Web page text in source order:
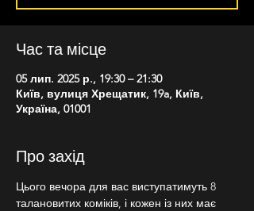
Час та місце
05 лип. 2025 р., 19:30 – 21:30
Київ, вулиця Хрещатик, 19a, Київ,
Україна, 01001
Про захід
Цього вечора для вас виступатимуть 8
талановитих коміків, і кожен із них має